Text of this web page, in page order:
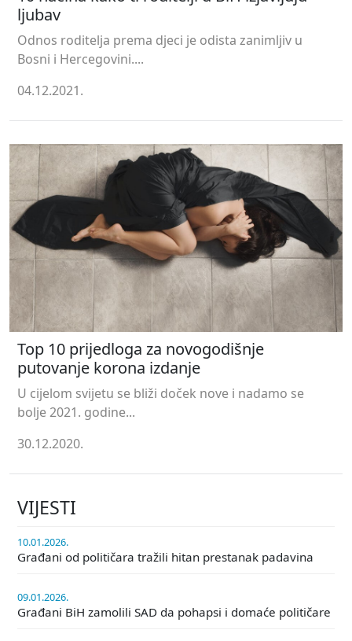
ljubav
Odnos roditelja prema djeci je odista zanimljiv u
Bosni i Hercegovini....
04.12.2021.
Top 10 prijedloga za novogodišnje
putovanje korona izdanje
U cijelom svijetu se bliži doček nove i nadamo se
bolje 2021. godine...
30.12.2020.
VIJESTI
10.01.2026.
Građani od političara tražili hitan prestanak padavina
09.01.2026.
Građani BiH zamolili SAD da pohapsi i domaće političare